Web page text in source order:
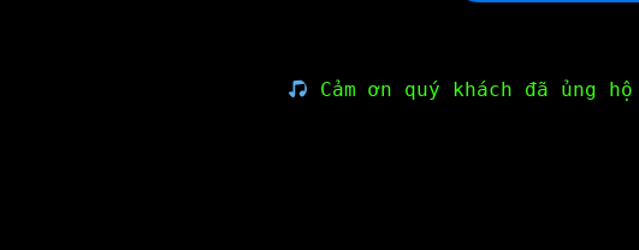
Cảm ơn quý khách đã ủng